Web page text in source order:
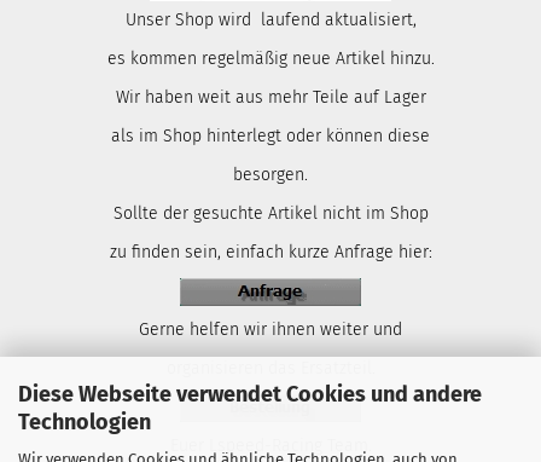
Diese Webseite verwendet Cookies und andere
Technologien
Wir verwenden Cookies und ähnliche Technologien, auch von
Unser Shop wird laufend aktualisiert,
es kommen regelmäßig neue Artikel hinzu.
Wir haben weit aus mehr Teile auf Lager
als im Shop hinterlegt oder können diese
besorgen.
Sollte der gesuchte Artikel nicht im Shop
zu finden sein, einfach kurze Anfrage hier:
Gerne helfen wir ihnen weiter und